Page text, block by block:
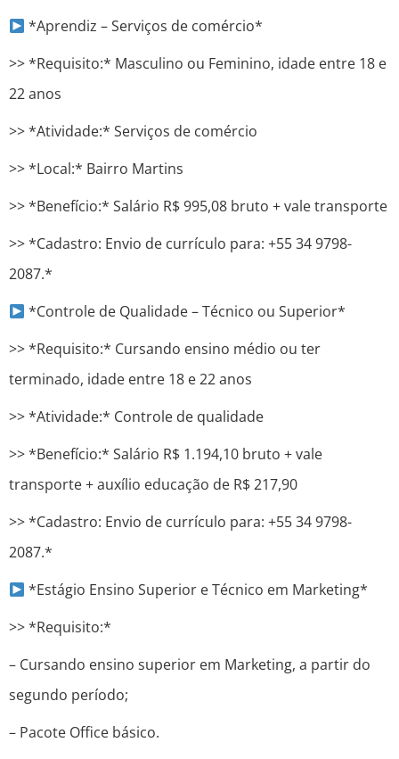
*Aprendiz – Serviços de comércio*
>> *Requisito:* Masculino ou Feminino, idade entre 18 e
22 anos
>> *Atividade:* Serviços de comércio
>> *Local:* Bairro Martins
>> *Benefício:* Salário R$ 995,08 bruto + vale transporte
>> *Cadastro: Envio de currículo para: +55 34 9798-
2087.*
*Controle de Qualidade – Técnico ou Superior*
>> *Requisito:* Cursando ensino médio ou ter
terminado, idade entre 18 e 22 anos
>> *Atividade:* Controle de qualidade
>> *Benefício:* Salário R$ 1.194,10 bruto + vale
transporte + auxílio educação de R$ 217,90
>> *Cadastro: Envio de currículo para: +55 34 9798-
2087.*
*Estágio Ensino Superior e Técnico em Marketing*
>> *Requisito:*
– Cursando ensino superior em Marketing, a partir do
segundo período;
– Pacote Office básico.